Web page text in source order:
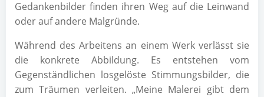
Gedankenbilder finden ihren Weg auf die Leinwand
oder auf andere Malgründe.
Während des Arbeitens an einem Werk verlässt sie
die konkrete Abbildung. Es entstehen vom
Gegenständlichen losgelöste Stimmungsbilder, die
zum Träumen verleiten. „Meine Malerei gibt dem